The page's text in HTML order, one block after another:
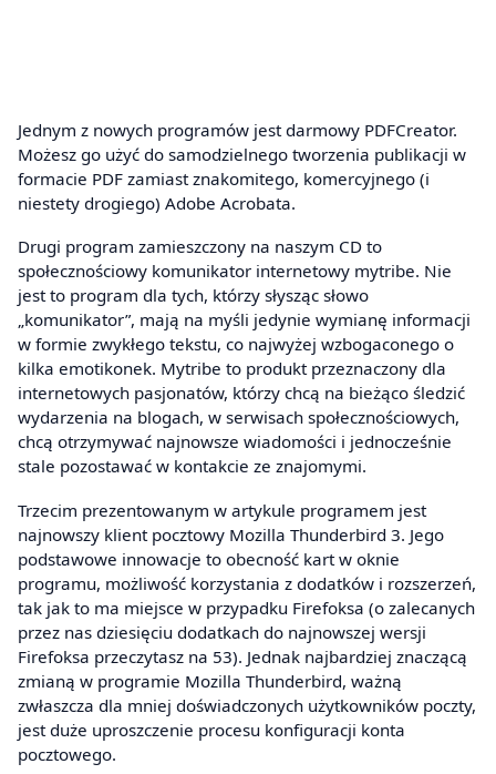
Jednym z nowych programów jest darmowy PDFCreator.
Możesz go użyć do samodzielnego tworzenia publikacji w
formacie PDF zamiast znakomitego, komercyjnego (i
niestety drogiego) Adobe Acrobata.
Drugi program zamieszczony na naszym CD to
społecznościowy komunikator internetowy mytribe. Nie
jest to program dla tych, którzy słysząc słowo
„komunikator”, mają na myśli jedynie wymianę informacji
w formie zwykłego tekstu, co najwyżej wzbogaconego o
kilka emotikonek. Mytribe to produkt przeznaczony dla
internetowych pasjonatów, którzy chcą na bieżąco śledzić
wydarzenia na blogach, w serwisach społecznościowych,
chcą otrzymywać najnowsze wiadomości i jednocześnie
stale pozostawać w kontakcie ze znajomymi.
Trzecim prezentowanym w artykule programem jest
najnowszy klient pocztowy Mozilla Thunderbird 3. Jego
podstawowe innowacje to obecność kart w oknie
programu, możliwość korzystania z dodatków i rozszerzeń,
tak jak to ma miejsce w przypadku Firefoksa (o zalecanych
przez nas dziesięciu dodatkach do najnowszej wersji
Firefoksa przeczytasz na 53). Jednak najbardziej znaczącą
zmianą w programie Mozilla Thunderbird, ważną
zwłaszcza dla mniej doświadczonych użytkowników poczty,
jest duże uproszczenie procesu konfiguracji konta
pocztowego.